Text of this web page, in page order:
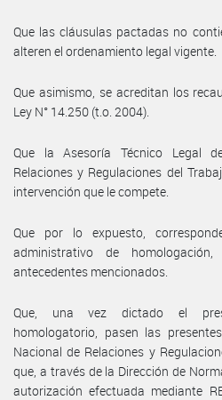
Que las cláusulas pactadas no
alteren el ordenamiento legal vigente.
Que asimismo, se acreditan los
Ley N° 14.250 (t.o. 2004).
Que la Asesoría Técnico Legal
Relaciones y Regulaciones del
intervención que le compete.
Que por lo expuesto,
administrativo de
antecedentes mencionados.
Que, una vez dictado el
homologatorio, pasen las
Nacional de Relaciones y
que, a través de la Dirección de
autorización efectuada mediante